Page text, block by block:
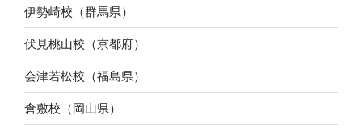
伊勢崎校（群馬県）
伏見桃山校（京都府）
会津若松校（福島県）
倉敷校（岡山県）